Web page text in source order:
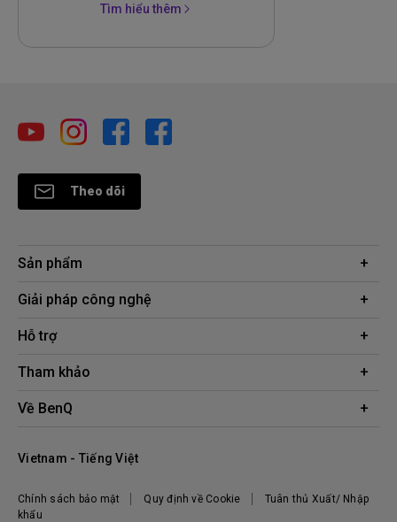
Tìm hiểu thêm
Theo dõi
Sản phẩm
Máy chiếu
Giải pháp công nghệ
Chuyên gia BenQ AQCOLOR
Màn hình bảo vệ mắt
ZOWIE eSports
Hỗ trợ
Tải xuống
Liên hệ
Tham khảo
Công cụ tính khoảng cách chiếu
Địa điểm mua hàng
Về BenQ
Tập đoàn BenQ
Trách nhiệm xã hội
Chính sách bảo mật Quy định về Cookie
Tuân thủ Xuất/ Nhập
khẩu
Vietnam - Tiếng Việt